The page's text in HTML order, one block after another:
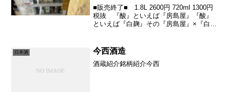
ーマルver.（黒瓶）
■販売終了■ 1.8L 2600円 720ml 1300円
税抜 『酸』といえば『房島屋』『酸』
といえば『白麹』その『房島屋』×『白
ャープで( ・∀・)ｲｲ!...
日本酒 今西酒造
酒蔵紹介銘柄紹介今西